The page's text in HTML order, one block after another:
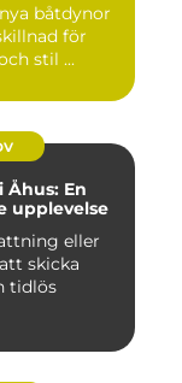
båtdynor
för
stil ...
En
upplevelse
eller
skicka
tidlös